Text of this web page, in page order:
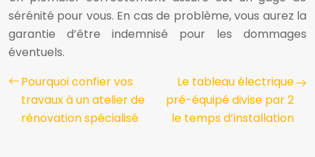
sérénité pour vous. En cas de problème, vous aurez la
garantie d’être indemnisé pour les dommages
éventuels.
Pourquoi confier vos
travaux à un atelier de
rénovation spécialisé
Le tableau électrique
pré-équipé divise par 2
le temps d’installation